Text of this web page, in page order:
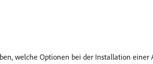
welche Optionen bei der Installation